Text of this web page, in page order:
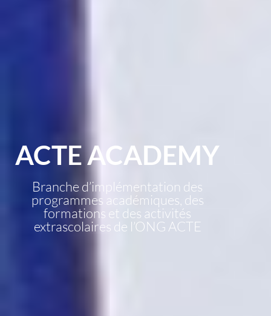
ACTE ACADEMY
Branche d’implémentation des
programmes académiques, des
formations et des activités
extrascolaires de l’ONG ACTE